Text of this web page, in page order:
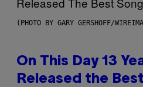
(PHOTO BY GARY GERSHOFF/
On This Day 13
Released the